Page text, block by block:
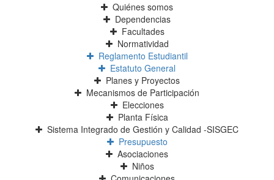
Quiénes somos
Dependencias
Facultades
Normatividad
Reglamento Estudiantil
Estatuto General
Planes y Proyectos
Mecanismos de Participación
Elecciones
Planta Física
Sistema Integrado de Gestión y Calidad -SISGEC
Presupuesto
Asociaciones
Niños